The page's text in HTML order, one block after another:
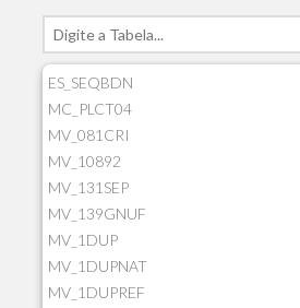
ES_SEQBDN
MC_PLCT04
MV_081CRI
MV_10892
MV_131SEP
MV_139GNUF
MV_1DUP
MV_1DUPNAT
MV_1DUPREF